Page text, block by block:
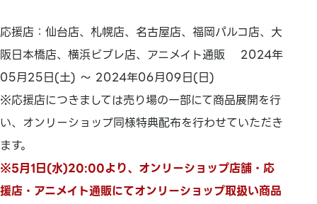
応援店：仙台店、札幌店、名古屋店、福岡パルコ店、大
阪日本橋店、横浜ビブレ店、アニメイト通販 2024年
05月25日(土) ～ 2024年06月09日(日)
※応援店につきましては売り場の一部にて商品展開を行
い、オンリーショップ同様特典配布を行わせていただき
ます。
※5月1日(水)20:00より、オンリーショップ店舗・応
援店・アニメイト通販にてオンリーショップ取扱い商品